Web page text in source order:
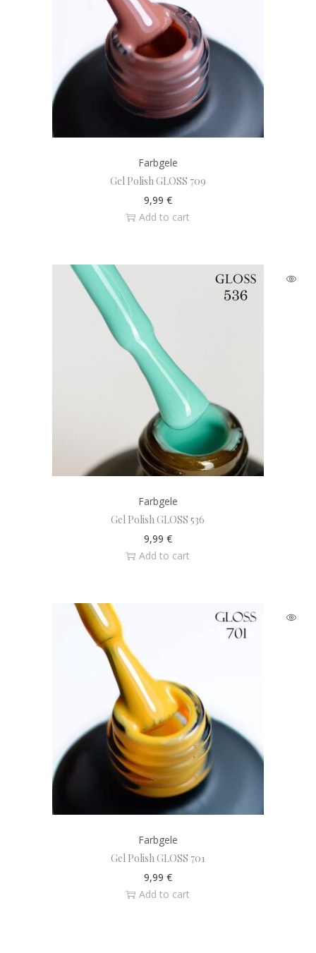
Farbgele
Gel Polish GLOSS 709
9,99 €
Add to cart
Farbgele
Gel Polish GLOSS 536
9,99 €
Add to cart
Farbgele
Gel Polish GLOSS 701
9,99 €
Add to cart